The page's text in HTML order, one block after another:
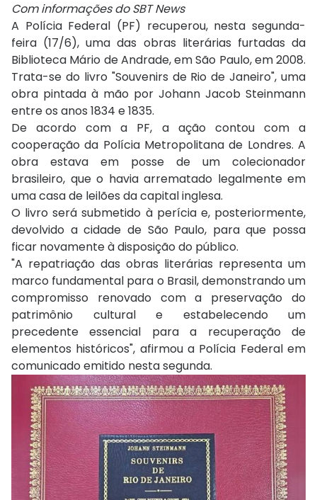
Com informações do SBT News
A Polícia Federal (PF) recuperou, nesta segunda-
feira (17/6), uma das obras literárias furtadas da
Biblioteca Mário de Andrade, em São Paulo, em 2008.
Trata-se do livro "Souvenirs de Rio de Janeiro", uma
obra pintada à mão por Johann Jacob Steinmann
entre os anos 1834 e 1835.
De acordo com a PF, a ação contou com a
cooperação da Polícia Metropolitana de Londres. A
obra estava em posse de um colecionador
brasileiro, que o havia arrematado legalmente em
uma casa de leilões da capital inglesa.
O livro será submetido à perícia e, posteriormente,
devolvido a cidade de São Paulo, para que possa
ficar novamente à disposição do público.
"A repatriação das obras literárias representa um
marco fundamental para o Brasil, demonstrando um
compromisso renovado com a preservação do
patrimônio cultural e estabelecendo um
precedente essencial para a recuperação de
elementos históricos", afirmou a Polícia Federal em
comunicado emitido nesta segunda.